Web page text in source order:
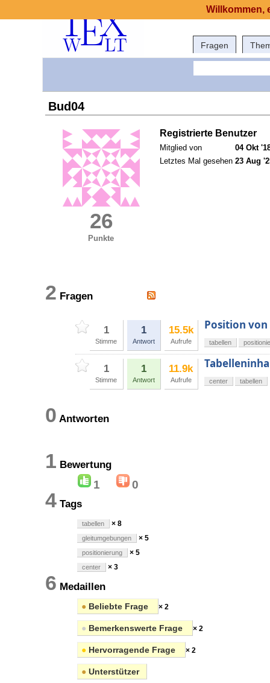
Fragen
Bud04
26
Punkte
Registrierte Benutzer
Mitglied von
04 Okt
Letztes Mal gesehen 23 Aug
2 Fragen
1
Stimme
1
Antwort
15.5k
Aufrufe
Position
tabellen
1
Stimme
1
Antwort
11.9k
Aufrufe center tabellen
0 Antworten
1 Bewertung
1 0
4 Tags
tabellen × 8
gleitumgebungen × 5
positionierung × 5
center × 3
6 Medaillen
● Beliebte Frage × 2
● Bemerkenswerte Frage × 2
● Hervorragende Frage × 2
● Unterstützer
Willkommen,